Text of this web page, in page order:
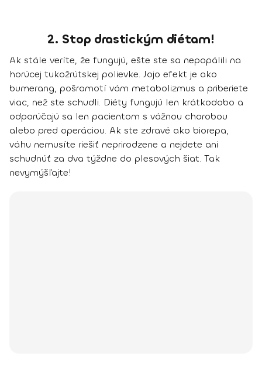
2. Stop drastickým diétam!
Ak stále veríte, že fungujú, ešte ste sa nepopálili na
horúcej tukožrútskej polievke. Jojo efekt je ako
bumerang, pošramotí vám metabolizmus a priberiete
viac, než ste schudli. Diéty fungujú len krátkodobo a
odporúčajú sa len pacientom s vážnou chorobou
alebo pred operáciou. Ak ste zdravé ako biorepa,
váhu nemusíte riešiť neprirodzene a nejdete ani
schudnúť za dva týždne do plesových šiat. Tak
nevymýšľajte!